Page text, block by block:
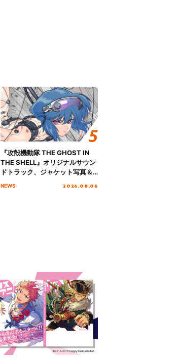
『攻殻機動隊 THE GHOST IN
THE SHELL』オリジナルサウン
ドトラック、ジャケット写真＆
収録楽曲を公開！
NEWS 2026.08.06